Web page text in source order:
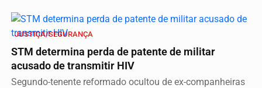
JUSTIÇA/SEGURANÇA
STM determina perda de patente de militar
acusado de transmitir HIV
Segundo-tenente reformado ocultou de ex-companheiras